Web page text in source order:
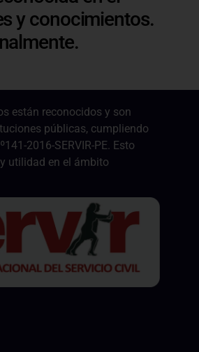
y conocimientos.
están reconocidos y son
públicas, cumpliendo
2016-SERVIR-PE. Esto
utilidad en el ámbito